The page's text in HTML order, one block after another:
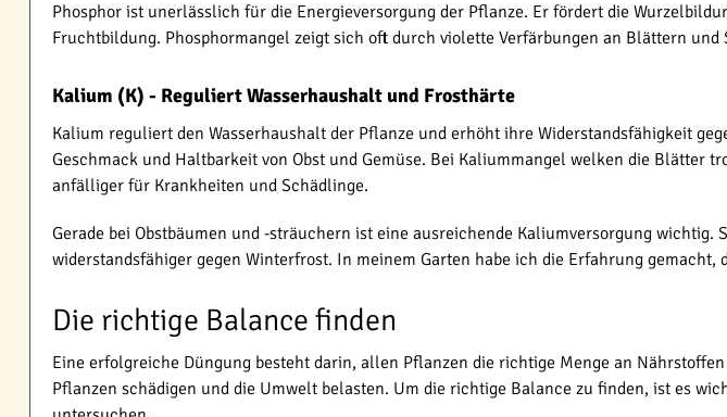
Phosphor ist unerlässlich für die Energieversorgung der Pflanze. Er fördert die
Fruchtbildung. Phosphormangel zeigt sich oft durch violette Verfärbungen an Blättern
Kalium (K) - Reguliert Wasserhaushalt und Frosthärte
Kalium reguliert den Wasserhaushalt der Pflanze und erhöht ihre Widerstandsfähigkeit
Geschmack und Haltbarkeit von Obst und Gemüse. Bei Kaliummangel welken die Blätter
anfälliger für Krankheiten und Schädlinge.
Gerade bei Obstbäumen und -sträuchern ist eine ausreichende Kaliumversorgung
widerstandsfähiger gegen Winterfrost. In meinem Garten habe ich die Erfahrung
Die richtige Balance finden
Eine erfolgreiche Düngung besteht darin, allen Pflanzen die richtige Menge an
Pflanzen schädigen und die Umwelt belasten. Um die richtige Balance zu finden, ist es